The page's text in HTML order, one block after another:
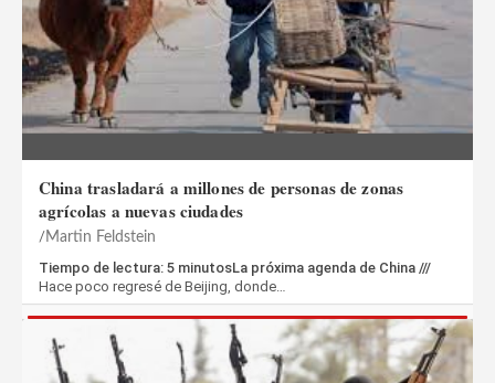
China trasladará a millones de personas de zonas
agrícolas a nuevas ciudades
Martin Feldstein
Tiempo de lectura: 5 minutosLa próxima agenda de China ///
Hace poco regresé de Beijing, donde…